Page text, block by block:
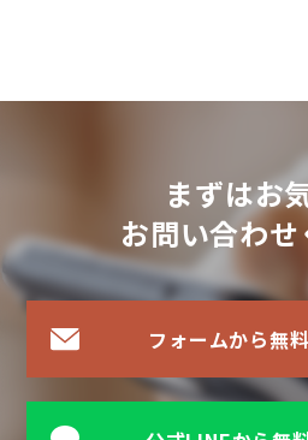
まずはお
お問い合わ
フォームから無